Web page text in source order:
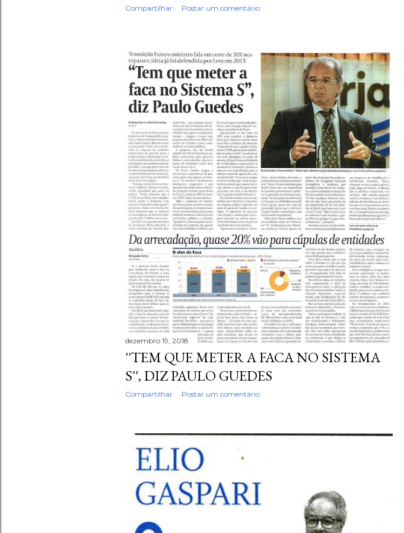
Compartilhar Postar um comentário
dezembro 19, 2018
''TEM QUE METER A FACA NO SISTEMA
S'', DIZ PAULO GUEDES
Compartilhar Postar um comentário